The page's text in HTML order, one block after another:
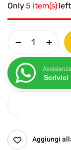
Only5 item(s)
Scrivici
Aggiungi